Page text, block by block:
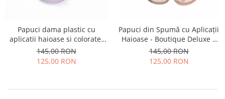
Papuci dama plastic cu
aplicatii haioase si colorate,
talpa inalta si antialunecare,
37 EU, Mov
145,00 RON
125,00 RON
Papuci din Spumă cu Aplicații
Haioase - Boutique Deluxe |
Talpă Înaltă, Antialunecare,
Ultra Confortabili
145,00 RON
125,00 RON